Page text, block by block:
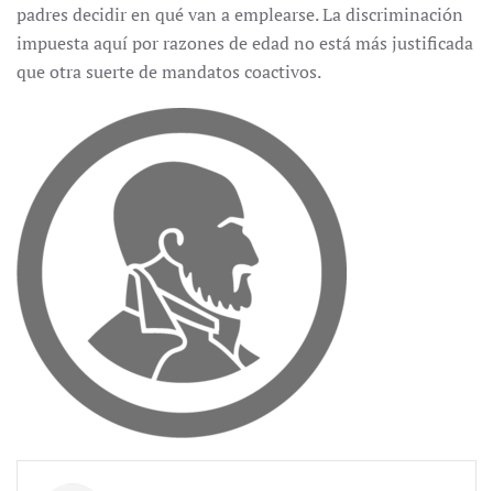
padres decidir en qué van a emplearse. La discriminación
impuesta aquí por razones de edad no está más justificada
que otra suerte de mandatos coactivos.